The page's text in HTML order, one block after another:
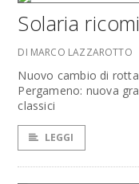
Solaria
DI MARCO LAZZAROTTO
Nuovo cambio di
Pergameno: nuova
classici
LEGGI